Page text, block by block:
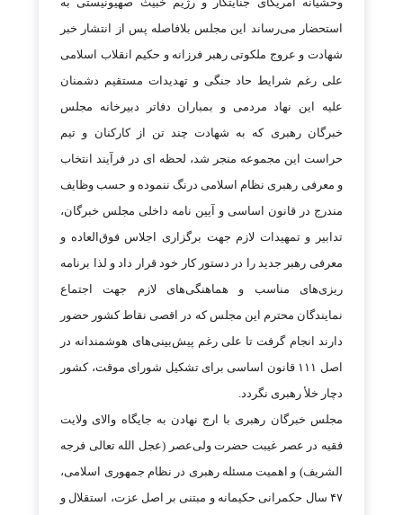
استحضار می‌رساند این مجلس بلافاصله پس از انتشار خبر
شهادت و عروج ملکوتی رهبر فرزانه و حکیم انقلاب اسلامی
علی رغم شرایط حاد جنگی و تهدیدات مستقیم دشمنان
علیه این نهاد مردمی و بمباران دفاتر دبیرخانه مجلس
خبرگان رهبری که به شهادت چند تن از کارکنان و تیم
حراست این مجموعه منجر شد، لحظه ای در فرآیند انتخاب
و معرفی رهبری نظام اسلامی درنگ ننموده و حسب وظایف
مندرج در قانون اساسی و آیین نامه داخلی مجلس خبرگان،
تدابیر و تمهیدات لازم جهت برگزاری اجلاس فوق‌العاده و
معرفی رهبر جدید را در دستور کار خود قرار داد و لذا برنامه
ریزی‌های مناسب و هماهنگی‌های لازم جهت اجتماع
نمایندگان محترم این مجلس که در اقصی نقاط کشور حضور
دارند انجام گرفت تا علی رغم پیش‌بینی‌های هوشمندانه در
اصل ۱۱۱ قانون اساسی برای تشکیل شورای موقت، کشور
دچار خلأ رهبری نگردد.
مجلس خبرگان رهبری با ارج نهادن به جایگاه والای ولایت
فقیه در عصر غیبت حضرت ولی‌عصر (عجل الله تعالی فرجه
الشریف) و اهمیت مسئله رهبری در نظام جمهوری اسلامی،
۴۷ سال حکمرانی حکیمانه و مبتنی بر اصل عزت، استقلال و